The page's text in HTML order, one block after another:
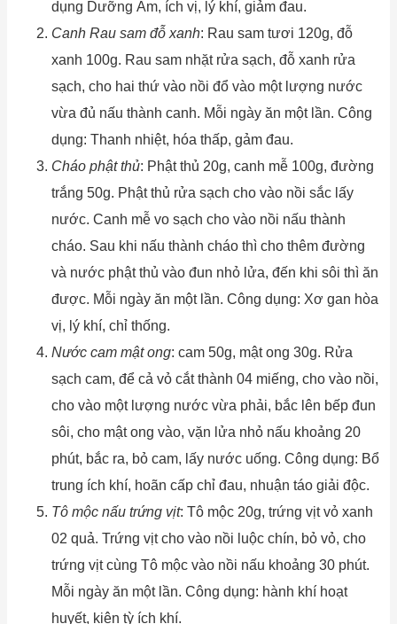
dụng Dưỡng Âm, ích vị, lý khí, giảm đau.
Canh Rau sam đỗ xanh: Rau sam tươi 120g, đỗ
xanh 100g. Rau sam nhặt rửa sạch, đỗ xanh rửa
sạch, cho hai thứ vào nồi đổ vào một lượng nước
vừa đủ nấu thành canh. Mỗi ngày ăn một lần. Công
dụng: Thanh nhiệt, hóa thấp, gảm đau.
Cháo phật thủ: Phật thủ 20g, canh mễ 100g, đường
trắng 50g. Phật thủ rửa sạch cho vào nồi sắc lấy
nước. Canh mễ vo sạch cho vào nồi nấu thành
cháo. Sau khi nấu thành cháo thì cho thêm đường
và nước phật thủ vào đun nhỏ lửa, đến khi sôi thì ăn
được. Mỗi ngày ăn một lần. Công dụng: Xơ gan hòa
vị, lý khí, chỉ thống.
Nước cam mật ong: cam 50g, mật ong 30g. Rửa
sạch cam, để cả vỏ cắt thành 04 miếng, cho vào nồi,
cho vào một lượng nước vừa phải, bắc lên bếp đun
sôi, cho mật ong vào, vặn lửa nhỏ nấu khoảng 20
phút, bắc ra, bỏ cam, lấy nước uống. Công dụng: Bổ
trung ích khí, hoãn cấp chỉ đau, nhuận táo giải độc.
Tô mộc nấu trứng vịt: Tô mộc 20g, trứng vịt vỏ xanh
02 quả. Trứng vịt cho vào nồi luộc chín, bỏ vỏ, cho
trứng vịt cùng Tô mộc vào nồi nấu khoảng 30 phút.
Mỗi ngày ăn một lần. Công dụng: hành khí hoạt
huyết, kiện tỳ ích khí.